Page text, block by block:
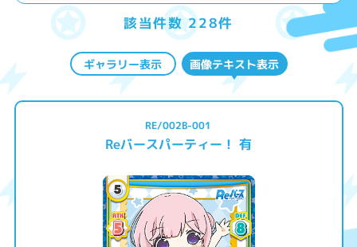
該当件数 228件
ギャラリー表示 画像テキスト表示
RE/002B-001
Reバースパーティー！ 有